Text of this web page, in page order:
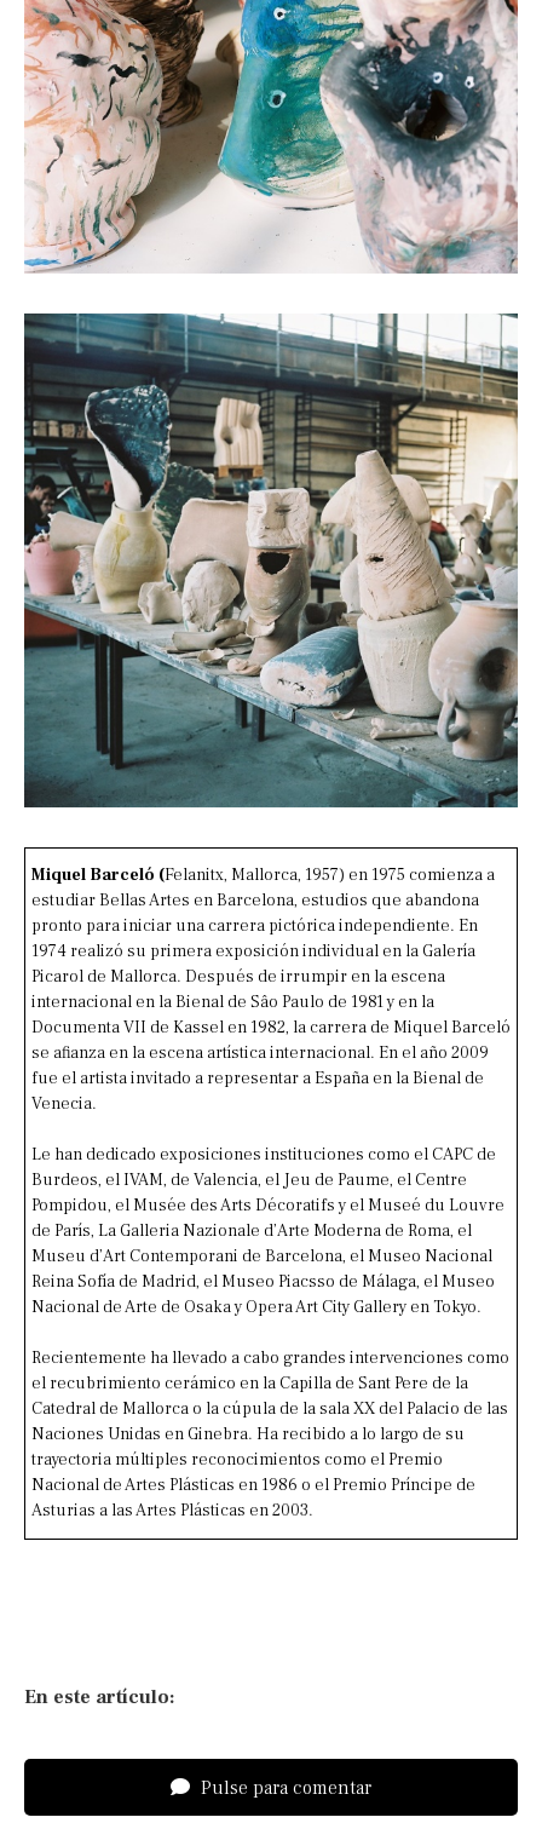
Miquel Barceló (Felanitx, Mallorca, 1957) en 1975 comienza a
estudiar Bellas Artes en Barcelona, estudios que abandona
pronto para iniciar una carrera pictórica independiente. En
1974 realizó su primera exposición individual en la Galería
Picarol de Mallorca. Después de irrumpir en la escena
internacional en la Bienal de Sâo Paulo de 1981 y en la
Documenta VII de Kassel en 1982, la carrera de Miquel Barceló
se afianza en la escena artística internacional. En el año 2009
fue el artista invitado a representar a España en la Bienal de
Venecia.
Le han dedicado exposiciones instituciones como el CAPC de
Burdeos, el IVAM, de Valencia, el Jeu de Paume, el Centre
Pompidou, el Musée des Arts Décoratifs y el Museé du Louvre
de París, La Galleria Nazionale d’Arte Moderna de Roma, el
Museu d’Art Contemporani de Barcelona, el Museo Nacional
Reina Sofía de Madrid, el Museo Piacsso de Málaga, el Museo
Nacional de Arte de Osaka y Opera Art City Gallery en Tokyo.
Recientemente ha llevado a cabo grandes intervenciones como
el recubrimiento cerámico en la Capilla de Sant Pere de la
Catedral de Mallorca o la cúpula de la sala XX del Palacio de las
Naciones Unidas en Ginebra. Ha recibido a lo largo de su
trayectoria múltiples reconocimientos como el Premio
Nacional de Artes Plásticas en 1986 o el Premio Príncipe de
Asturias a las Artes Plásticas en 2003.
En este artículo:
Pulse para comentar